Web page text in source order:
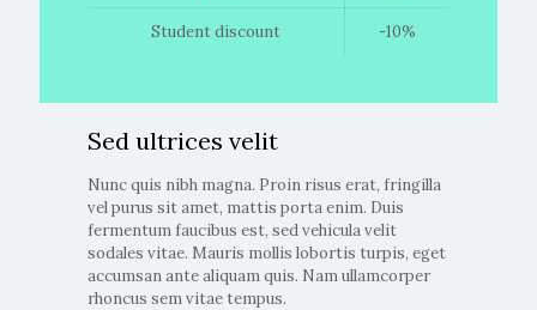
Student discount -10%
Sed ultrices velit
Nunc quis nibh magna. Proin risus erat, fringilla
vel purus sit amet, mattis porta enim. Duis
fermentum faucibus est, sed vehicula velit
sodales vitae. Mauris mollis lobortis turpis, eget
accumsan ante aliquam quis. Nam ullamcorper
rhoncus sem vitae tempus.